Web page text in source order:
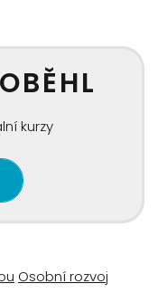
kurzy
Osobní rozvoj